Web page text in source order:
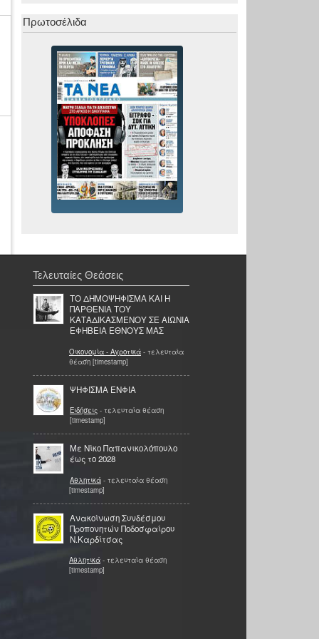
Πρωτοσέλιδα
Τελευταίες Θεάσεις
ΤΟ ΔΗΜΟΨΗΦΙΣΜΑ ΚΑΙ Η
ΠΑΡΘΕΝΙΑ ΤΟΥ
ΚΑΤΑΔΙΚΑΣΜΕΝΟΥ ΣΕ ΑΙΩΝΙΑ
ΕΦΗΒΕΙΑ ΕΘΝΟΥΣ ΜΑΣ
Οικονομία - Αγροτικά - τελευταία
θέαση [timestamp]
ΨΗΦΙΣΜΑ ΕΝΦΙΑ
Ειδήσεις - τελευταία θέαση
[timestamp]
Με Νίκο Παπανικολόπουλο
έως το 2028
Αθλητικά - τελευταία θέαση
[timestamp]
Ανακοίνωση Συνδέσμου
Προπονητών Ποδοσφαίρου
Ν.Καρδίτσας
Αθλητικά - τελευταία θέαση
[timestamp]